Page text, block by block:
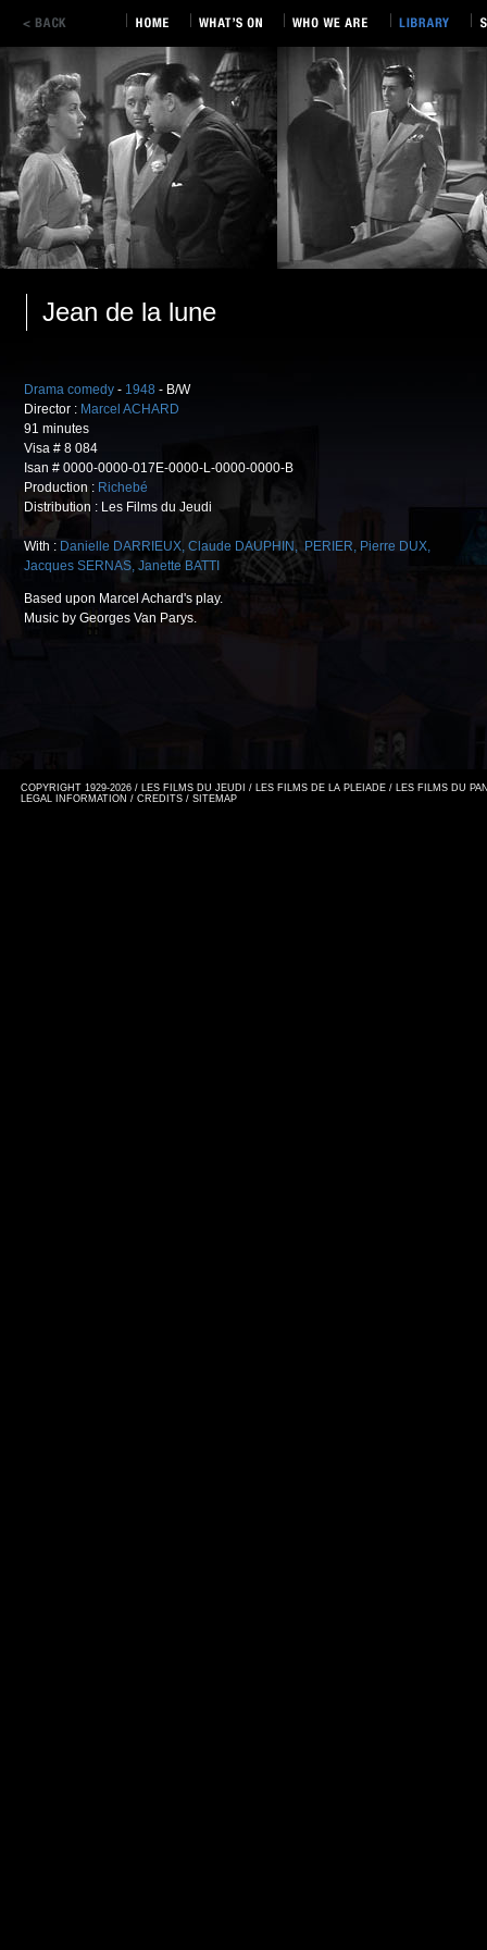
Jean de la lune
Drama comedy - 1948 - B/W
Director : Marcel ACHARD
91 minutes
Visa # 8 084
Isan # 0000-0000-017E-0000-L-0000-0000-B
Production : Richebé
Distribution : Les Films du Jeudi
With : Danielle DARRIEUX, Claude DAUPHIN , PERIER, Pierre DUX,
Jacques SERNAS, Janette BATTI
Based upon Marcel Achard's play.
Music by Georges Van Parys.
COPYRIGHT 1929-2026 / LES FILMS DU JEUDI / LES FILMS DE LA PLEIADE / LES FILMS DU
LEGAL INFORMATION / CREDITS / SITEMAP